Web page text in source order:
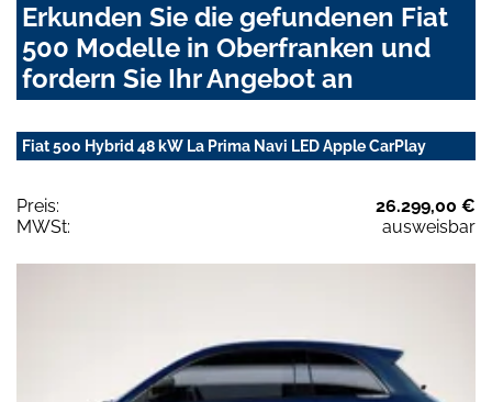
Erkunden Sie die gefundenen Fiat
500 Modelle in Oberfranken und
fordern Sie Ihr Angebot an
Fiat 500 Hybrid 48 kW La Prima Navi LED Apple CarPlay
Preis:
26.299,00 €
MWSt:
ausweisbar